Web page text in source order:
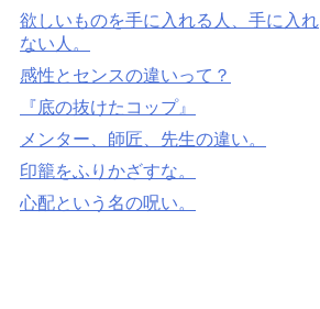
欲しいものを手に入れる人、手に入れ
ない人。
感性とセンスの違いって？
『底の抜けたコップ』
メンター、師匠、先生の違い。
印籠をふりかざすな。
心配という名の呪い。